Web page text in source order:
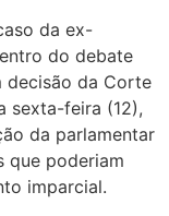
da ex-
do debate
decisão da Corte
sexta-feira (12),
da parlamentar
que poderiam
imparcial.